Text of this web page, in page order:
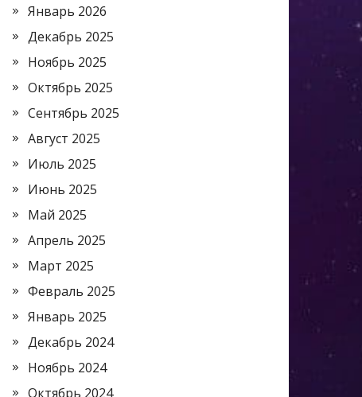
Январь 2026
Декабрь 2025
Ноябрь 2025
Октябрь 2025
Сентябрь 2025
Август 2025
Июль 2025
Июнь 2025
Май 2025
Апрель 2025
Март 2025
Февраль 2025
Январь 2025
Декабрь 2024
Ноябрь 2024
Октябрь 2024